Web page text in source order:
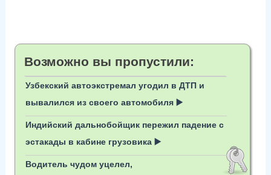
Возможно вы пропустили:
Узбекский автоэкстремал угодил в ДТП и
вывалился из своего автомобиля ▶️
Индийский дальнобойщик пережил падение с
эстакады в кабине грузовика ▶️
Водитель чудом уцелел,